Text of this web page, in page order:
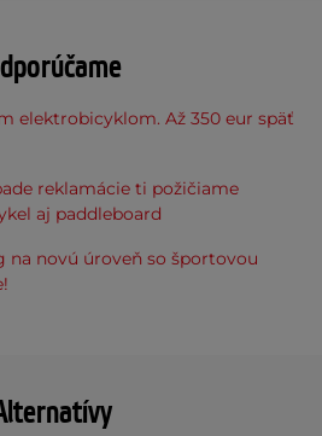
elektrobicyklom. Až 350 eur späť
reklamácie ti požičiame
aj paddleboard
na novú úroveň so športovou